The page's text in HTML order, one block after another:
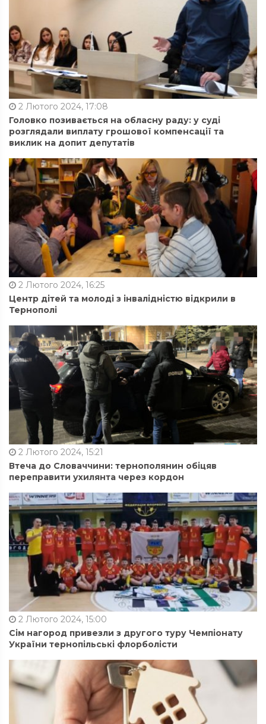
2 Лютого 2024, 17:08
Головко позивається на обласну раду: у суді
розглядали виплату грошової компенсації та
виклик на допит депутатів
2 Лютого 2024, 16:25
Центр дітей та молоді з інвалідністю відкрили в
Тернополі
2 Лютого 2024, 15:21
Втеча до Словаччини: тернополянин обіцяв
переправити ухилянта через кордон
2 Лютого 2024, 15:00
Сім нагород привезли з другого туру Чемпіонату
України тернопільські флорболісти